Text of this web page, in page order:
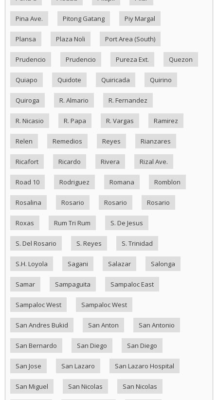
Pina Ave. Pitong Gatang Piy Margal
Plansa Plaza Noli Port Area (South)
Prudencio Prudencio Pureza Ext. Quezon
Quiapo Quidote Quiricada Quirino
Quiroga R. Almario R. Fernandez
R. Nicasio R. Papa R. Vargas Ramirez
Relen Remedios Reyes Rianzares
Ricafort Ricardo Rivera Rizal Ave.
Road 10 Rodriguez Romana Romblon
Rosalina Rosario Rosario Rosario
Roxas Rum Tri Rum S. De Jesus
S. Del Rosario S. Reyes S. Trinidad
S.H. Loyola Sagani Salazar Salonga
Samar Sampaguita Sampaloc East
Sampaloc West Sampaloc West
San Andres Bukid San Anton San Antonio
San Bernardo San Diego San Diego
San Jose San Lazaro San Lazaro Hospital
San Miguel San Nicolas San Nicolas